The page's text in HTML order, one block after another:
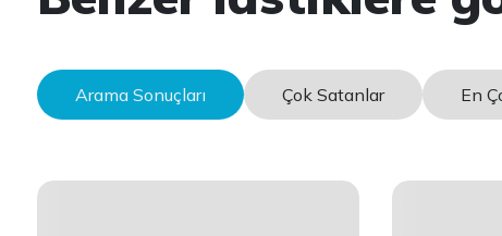
Arama Sonuçları Çok Satanlar En